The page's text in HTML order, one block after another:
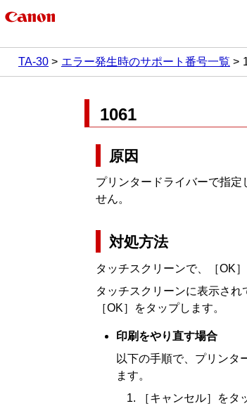
TA-30
エラー発生時のサポート番号一覧
1061
原因
プリンタードライバーで指
せん。
対処方法
タッチスクリーンで、［OK
タッチスクリーンに表示され
［OK］をタップします。
印刷をやり直す場合
以下の手順で、プリンタ
ます。
［キャンセル］をタ